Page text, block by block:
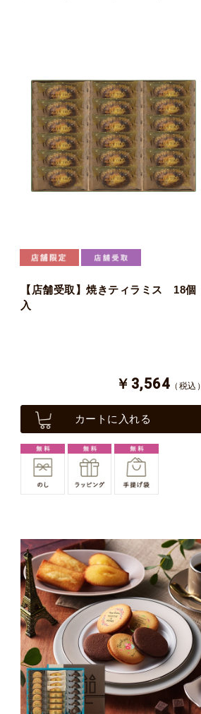
【店舗受取】焼きティラミス 18個
入
￥3,564 （税込）
カートに入れる